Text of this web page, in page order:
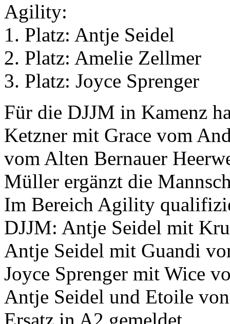
Agility:
1. Platz: Antje Seidel
2. Platz: Amelie Zellmer
3. Platz: Joyce Sprenger
Für die DJJM in Kamenz
Ketzner mit Grace vom
vom Alten Bernauer
Müller ergänzt die
Im Bereich Agility
DJJM: Antje Seidel mit
Antje Seidel mit Guandi
Joyce Sprenger mit Wice
Antje Seidel und Etoile
Ersatz in A2 gemeldet.